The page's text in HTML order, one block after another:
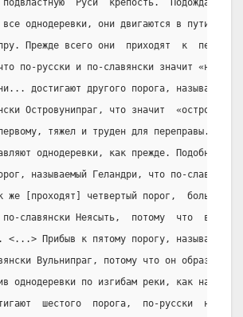
подвластную  Руси  крепость.  Подождав
все однодеревки, они двигаются в пути и
Прежде всего они  приходят  к  первому
по-русски и по-славянски значит «не
достигают другого порога, называемого
Островунипраг, что значит  «остров
тяжел и труден для переправы. Они
однодеревки, как прежде. Подобным же
называемый Геландри, что по-славянски
же [проходят] четвертый порог,  большой,
по-славянски Неясыть,  потому  что  в
<...> Прибыв к пятому порогу, называемому
Вульнипраг, потому что он образует
однодеревки по изгибам реки, как на
шестого  порога,  по-русски